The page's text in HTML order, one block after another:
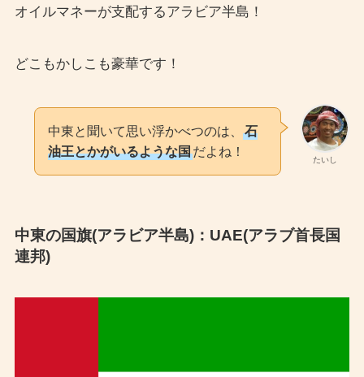
オイルマネーが支配するアラビア半島！
どこもかしこも豪華です！
たいし
中東と聞いて思い浮かべつのは、石
油王とかがいるような国だよね！
中東の国旗(アラビア半島)：UAE(アラブ首長国
連邦)